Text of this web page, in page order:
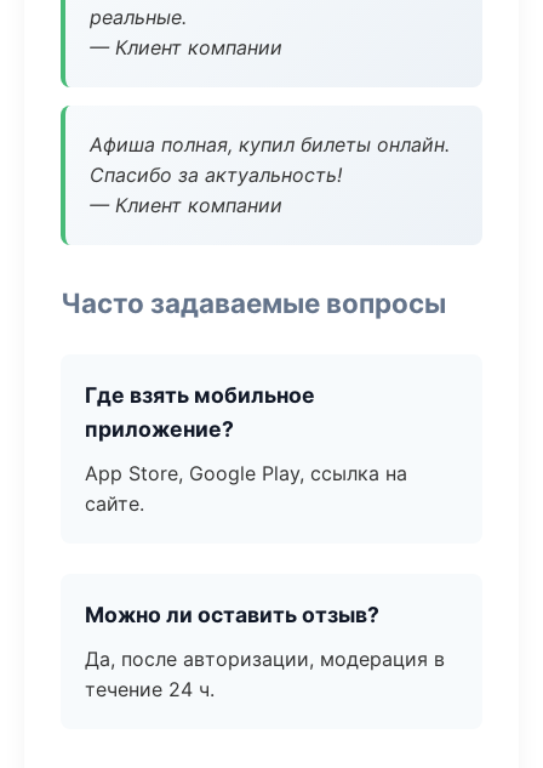
реальные.
— Клиент компании
Афиша полная, купил билеты онлайн.
Спасибо за актуальность!
— Клиент компании
Часто задаваемые вопросы
Где взять мобильное
приложение?
App Store, Google Play, ссылка на
сайте.
Можно ли оставить отзыв?
Да, после авторизации, модерация в
течение 24 ч.